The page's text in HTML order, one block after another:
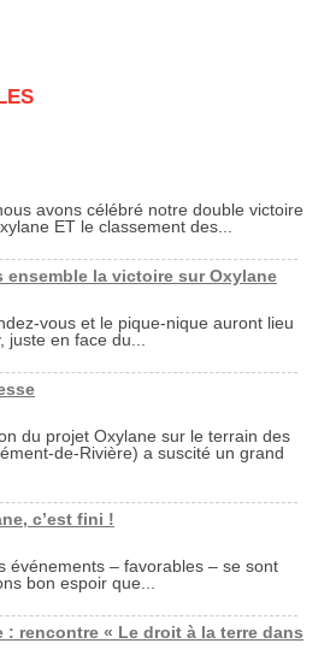
avons célébré notre double victoire
ET le classement des...
ensemble la victoire sur Oxylane
vous et le pique-nique auront lieu
juste en face du...
du projet Oxylane sur le terrain des
de-Rivière) a suscité un grand
c’est fini !
événements – favorables – se sont
bon espoir que...
: rencontre « Le droit à la terre dans